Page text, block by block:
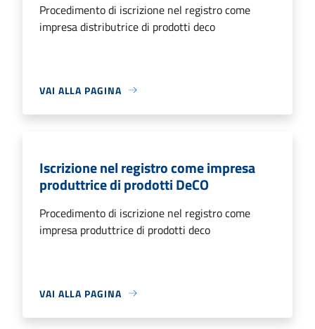
Procedimento di iscrizione nel registro come
impresa distributrice di prodotti deco
VAI ALLA PAGINA
Iscrizione nel registro come impresa
produttrice di prodotti DeCO
Procedimento di iscrizione nel registro come
impresa produttrice di prodotti deco
VAI ALLA PAGINA